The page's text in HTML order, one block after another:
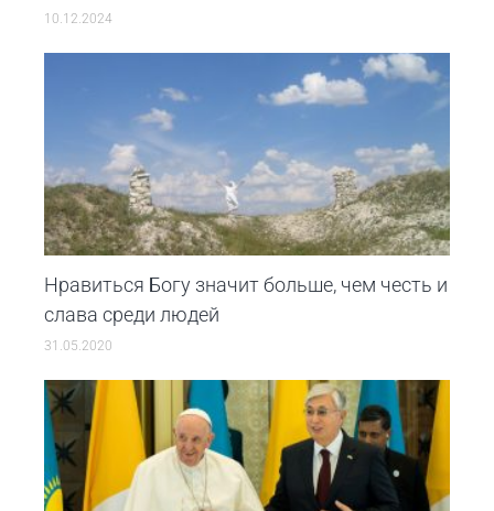
10.12.2024
Нравиться Богу значит больше, чем честь и
слава среди людей
31.05.2020